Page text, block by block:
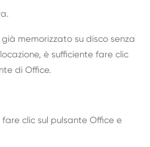
memorizzato su disco senza
è sufficiente fare clic
di Office.
fare clic sul pulsante Office e